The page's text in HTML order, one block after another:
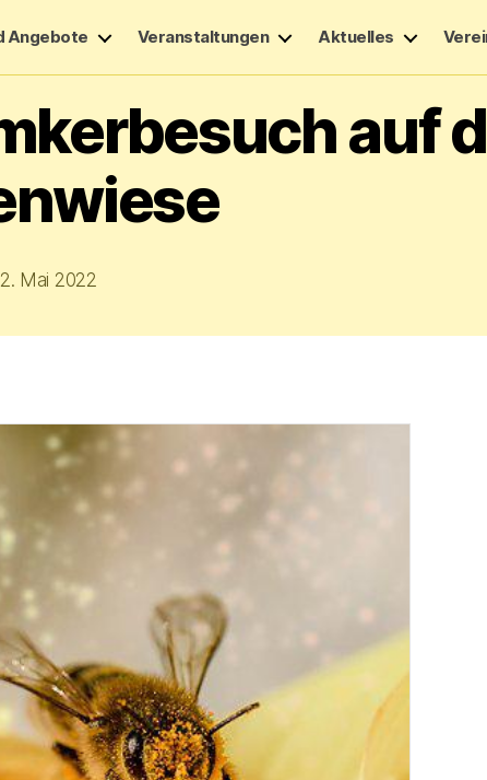
Angebote Veranstaltungen Aktuelles
auf
Mai 2022